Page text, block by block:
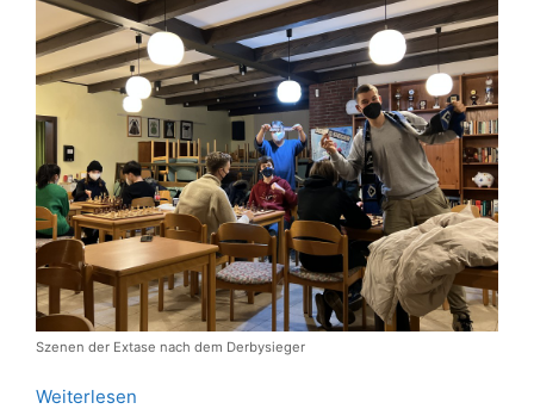
Szenen der Extase nach dem Derbysieger
Weiterlesen